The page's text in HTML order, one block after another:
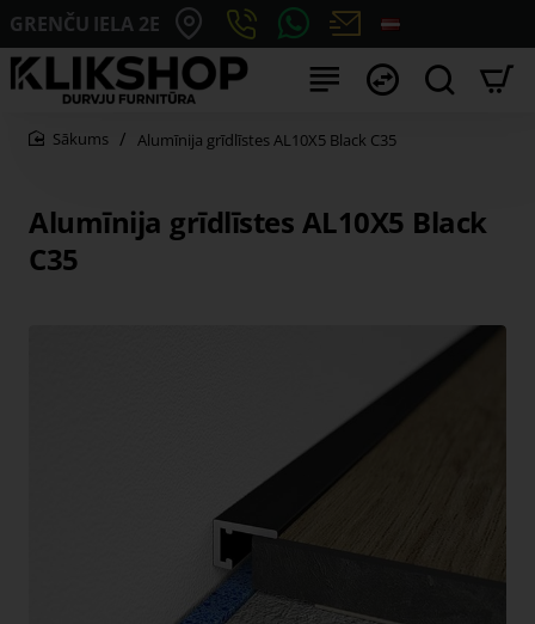
GRENČU IELA 2E
Alumīnija grīdlīstes AL10X5 Black
C35
Alumīnija grīdlīstes AL10X5 Black C35